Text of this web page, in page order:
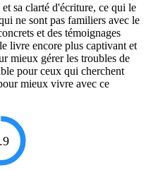
sa clarté d'écriture, ce qui le
ne sont pas familiers avec le
et des témoignages
livre encore plus captivant et
mieux gérer les troubles de
pour ceux qui cherchent
mieux vivre avec ce